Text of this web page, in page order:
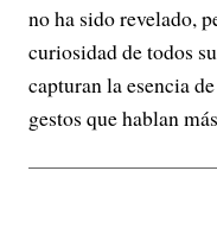
no ha sido revelado,
curiosidad de todos
capturan la esencia
gestos que hablan